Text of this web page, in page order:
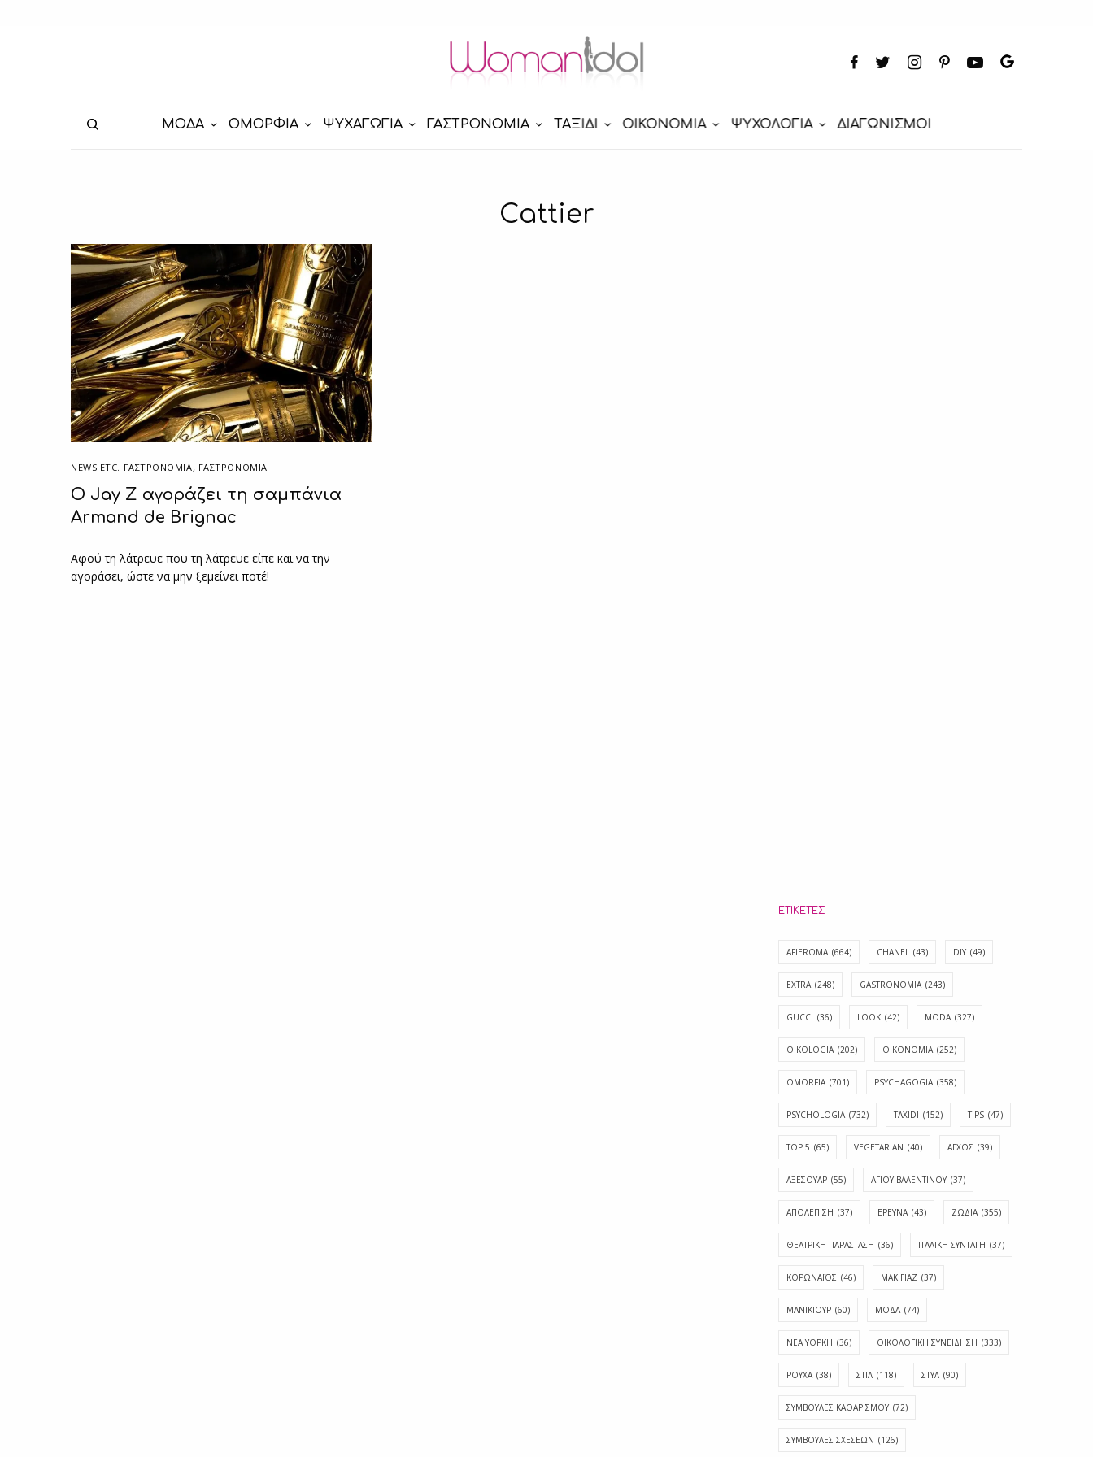
ΜΟΔΑ ΟΜΟΡΦΙΑ ΨΥΧΑΓΩΓΙΑ ΓΑΣΤΡΟΝΟΜΙΑ ΤΑΞΙΔΙ ΟΙΚΟΝΟΜΙΑ ΨΥΧΟΛΟΓΙΑ ΔΙΑΓΩΝΙΣΜΟΙ
Cattier
NEWS ETC. ΓΑΣΤΡΟΝΟΜΊΑ, ΓΑΣΤΡΟΝΟΜΙΑ
O Jay Z αγοράζει τη σαμπάνια
Armand de Brignac
Αφού τη λάτρευε που τη λάτρευε είπε και να την
αγοράσει, ώστε να μην ξεμείνει ποτέ!
ΕΤΙΚΈΤΕΣ
AFIEROMA (664) CHANEL (43) DIY (49)
EXTRA (248) GASTRONOMIA (243)
GUCCI (36) LOOK (42) MODA (327)
OIKOLOGIA (202) OIKONOMIA (252)
OMORFIA (701) PSYCHAGOGIA (358)
PSYCHOLOGIA (732) TAXIDI (152) TIPS (47)
TOP 5 (65) VEGETARIAN (40) ΑΓΧΟΣ (39)
ΑΞΕΣΟΥΑΡ (55) ΑΓΊΟΥ ΒΑΛΕΝΤΊΝΟΥ (37)
ΑΠΟΛΈΠΙΣΗ (37) ΕΡΕΥΝΑ (43) ΖΩΔΙΑ (355)
ΘΕΑΤΡΙΚΗ ΠΑΡΑΣΤΑΣΗ (36) ΙΤΑΛΙΚΗ ΣΥΝΤΑΓΗ (37)
ΚΟΡΩΝΑΪΟΣ (46) ΜΑΚΙΓΙΑΖ (37)
ΜΑΝΙΚΙΟΥΡ (60) ΜΟΔΑ (74)
ΝΕΑ ΥΟΡΚΗ (36) ΟΙΚΟΛΟΓΙΚΗ ΣΥΝΕΙΔΗΣΗ (333)
ΡΟΥΧΑ (38) ΣΤΙΛ (118) ΣΤΥΛ (90)
ΣΥΜΒΟΥΛΕΣ ΚΑΘΑΡΙΣΜΟΥ (72)
ΣΥΜΒΟΥΛΕΣ ΣΧΕΣΕΩΝ (126)